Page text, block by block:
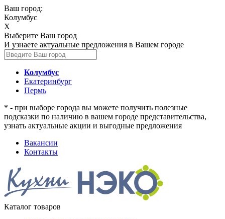
Ваш город:
Колумбус
X
Выберите Ваш город
И узнаете актуальные предложения в Вашем городе
Колумбус
Екатеринбург
Пермь
* - при выборе города вы можете получить полезные
подсказки по наличию в вашем городе представительства,
узнать актуальные акции и выгодные предложения
Вакансии
Контакты
Каталог товаров